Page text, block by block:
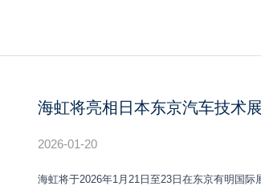
海虹将亮相日本东京汽车技术展
2026-01-20
海虹将于2026年1月21日至23日在东京有明国际